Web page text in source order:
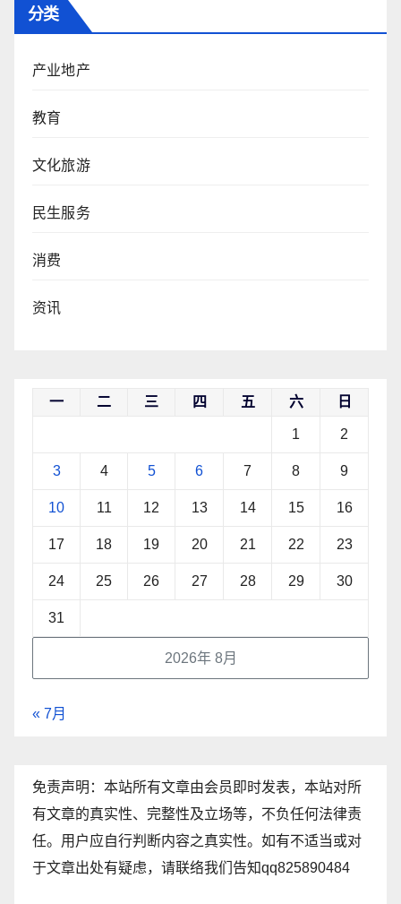
分类
产业地产
教育
文化旅游
民生服务
消费
资讯
2026年 8月
一 二 三 四 五 六 日
1 2
3 4 5 6 7 8 9
10 11 12 13 14 15 16
17 18 19 20 21 22 23
24 25 26 27 28 29 30
31
« 7月
免责声明：本站所有文章由会员即时发表，本站对所
有文章的真实性、完整性及立场等，不负任何法律责
任。用户应自行判断内容之真实性。如有不适当或对
于文章出处有疑虑，请联络我们告知qq825890484